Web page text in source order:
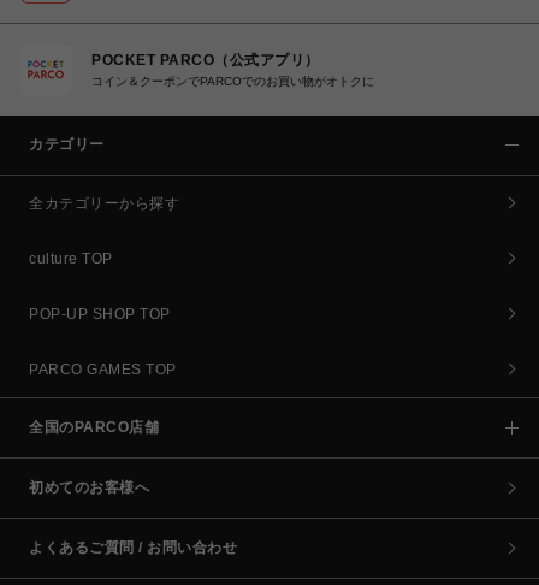
POCKET PARCO（公式アプリ）
コイン＆クーポンでPARCOでのお買い物がオトクに
カテゴリー
全カテゴリーから探す
culture TOP
POP-UP SHOP TOP
PARCO GAMES TOP
全国のPARCO店舗
初めてのお客様へ
よくあるご質問 / お問い合わせ